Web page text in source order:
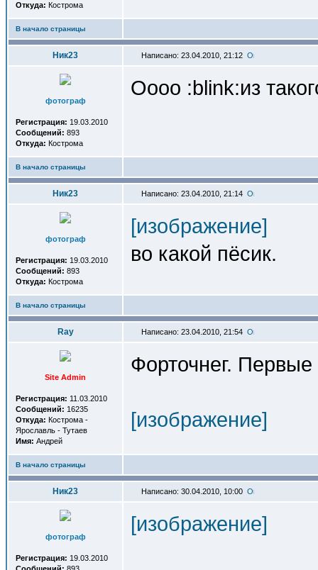
Откуда: Кострома
В начало страницы
Ник23 Написано: 23.04.2010, 21:12
фотограф
Регистрация: 19.03.2010
Сообщений: 893
Откуда: Кострома
Оооо :blink:из
В начало страницы
Ник23 Написано: 23.04.2010, 21:14
фотограф
Регистрация: 19.03.2010
Сообщений: 893
Откуда: Кострома
[изображение]
во какой пёсик.
В начало страницы
Ray Написано: 23.04.2010, 21:54
Site Admin
Регистрация: 11.03.2010
Сообщений: 16235
Откуда: Кострома -
Ярославль - Тутаев
Имя: Андрей
Форточнег.
[изображение]
В начало страницы
Ник23 Написано: 30.04.2010, 10:00
фотограф
Регистрация: 19.03.2010
[изображение]